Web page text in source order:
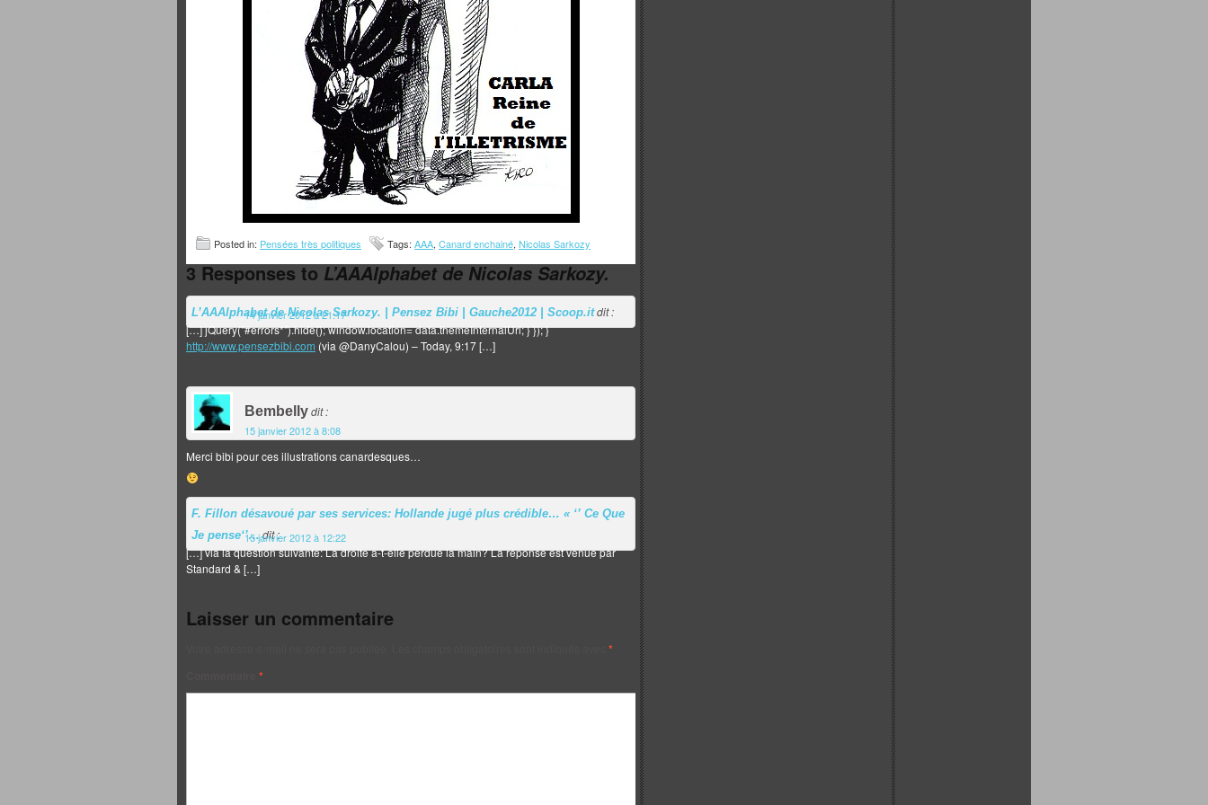
Posted in: Pensées très politiques Tags: AAA, Canard enchainé, Nicolas Sarkozy
3 Responses toL’AAAlphabet de Nicolas Sarkozy.
L’AAAlphabet de Nicolas Sarkozy. | Pensez Bibi | Gauche2012 | Scoop.it dit :
14 janvier 2012 à 21:17
[…] jQuery("#errors*").hide(); window.location= data.themeInternalUrl; } }); }
http://www.pensezbibi.com (via @DanyCalou) – Today, 9:17 […]
Bembellydit :
15 janvier 2012 à 8:08
Merci bibi pour ces illustrations canardesques…
F. Fillon désavoué par ses services: Hollande jugé plus crédible… « ‘’ Ce Que
Je pense‘’… dit :
15 janvier 2012 à 12:22
[…] via la question suivante: La droite a-t-elle perdue la main? La réponse est venue par
Standard & […]
Laisser un commentaire
*
*